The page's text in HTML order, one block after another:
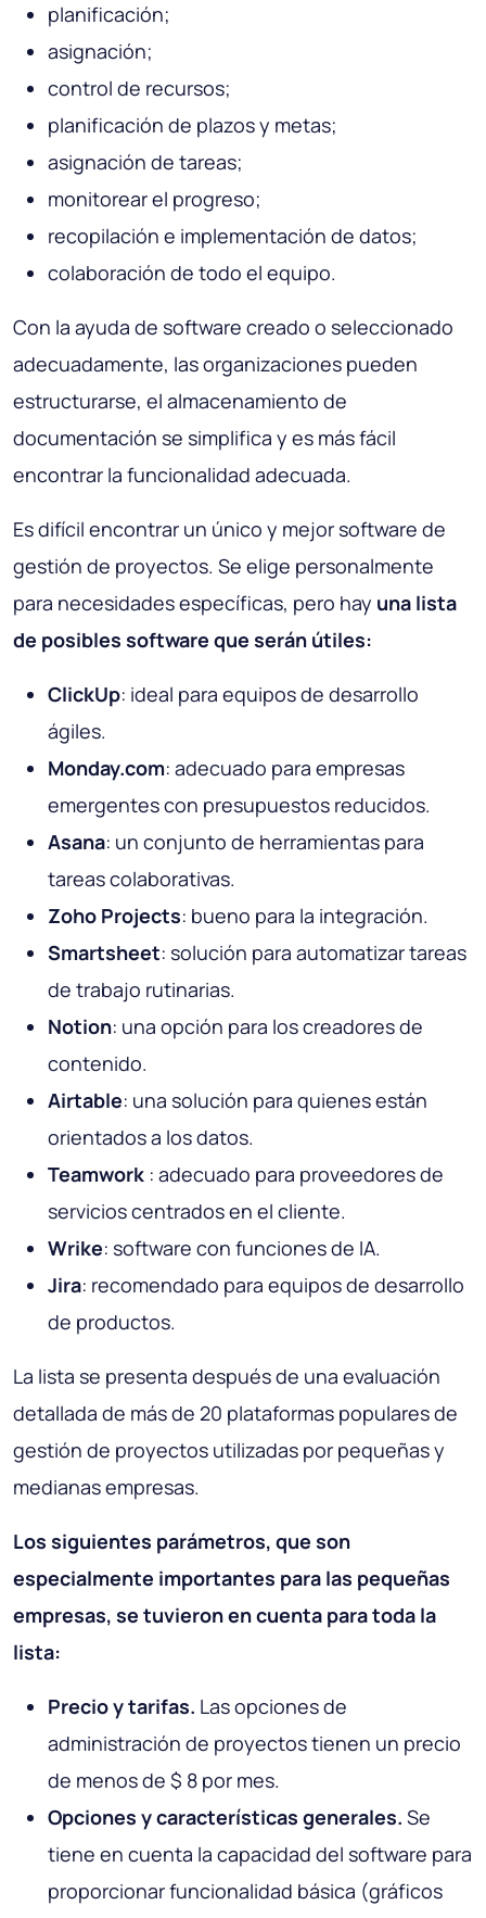
planificación;
asignación;
control de recursos;
planificación de plazos y metas;
asignación de tareas;
monitorear el progreso;
recopilación e implementación de datos;
colaboración de todo el equipo.
Con la ayuda de software creado o seleccionado
adecuadamente, las organizaciones pueden
estructurarse, el almacenamiento de
documentación se simplifica y es más fácil
encontrar la funcionalidad adecuada.
Es difícil encontrar un único y mejor software de
gestión de proyectos. Se elige personalmente
para necesidades específicas, pero hay una lista
de posibles software que serán útiles:
ClickUp: ideal para equipos de desarrollo
ágiles.
Monday.com: adecuado para empresas
emergentes con presupuestos reducidos.
Asana: un conjunto de herramientas para
tareas colaborativas.
Zoho Projects: bueno para la integración.
Smartsheet: solución para automatizar tareas
de trabajo rutinarias.
Notion: una opción para los creadores de
contenido.
Airtable: una solución para quienes están
orientados a los datos.
Teamwork : adecuado para proveedores de
servicios centrados en el cliente.
Wrike: software con funciones de IA.
Jira: recomendado para equipos de desarrollo
de productos.
La lista se presenta después de una evaluación
detallada de más de 20 plataformas populares de
gestión de proyectos utilizadas por pequeñas y
medianas empresas.
Los siguientes parámetros, que son
especialmente importantes para las pequeñas
empresas, se tuvieron en cuenta para toda la
lista:
Precio y tarifas. Las opciones de
administración de proyectos tienen un precio
de menos de $ 8 por mes.
Opciones y características generales. Se
tiene en cuenta la capacidad del software para
proporcionar funcionalidad básica (gráficos